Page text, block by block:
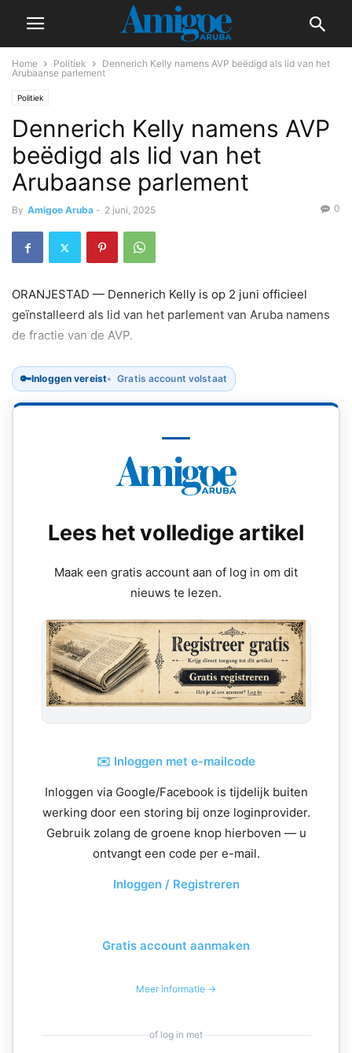
Home Politiek
Dennerich Kelly namens AVP beëdigd als lid van het
Arubaanse parlement
Politiek
Dennerich Kelly namens AVP
beëdigd als lid van het
Arubaanse parlement
By Amigoe Aruba - 2 juni, 2025 0
ORANJESTAD — Dennerich Kelly is op 2 juni officieel
geïnstalleerd als lid van het parlement van Aruba namens
de fractie van de AVP.
🔑Inloggen vereist Gratis account volstaat
Lees het volledige artikel
Maak een gratis account aan of log in om dit
nieuws te lezen.
✉️ Inloggen met e-mailcode
Inloggen via Google/Facebook is tijdelijk buiten
werking door een storing bij onze loginprovider.
Gebruik zolang de groene knop hierboven — u
ontvangt een code per e-mail.
Inloggen / Registreren
Gratis account aanmaken
Meer informatie →
of log in met